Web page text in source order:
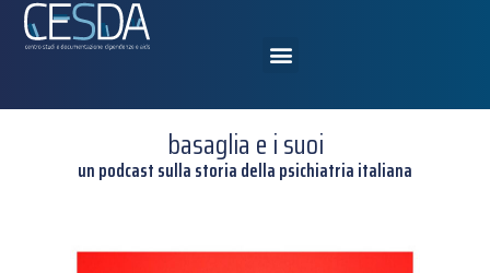
basaglia e i suoi
un podcast sulla storia della psichiatria italiana